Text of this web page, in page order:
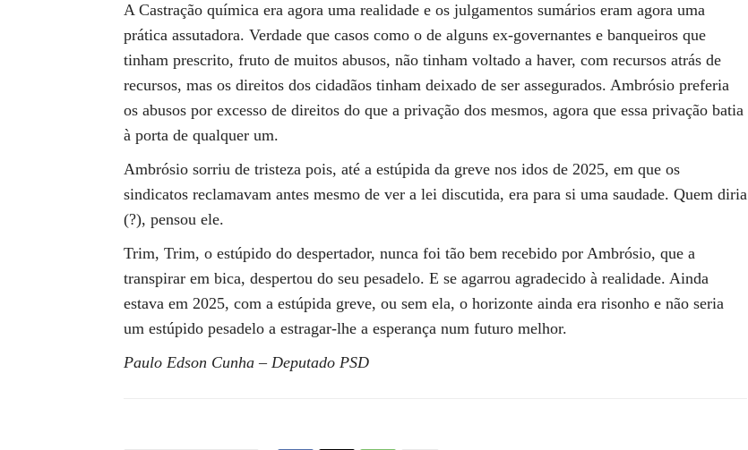
A Castração química era agora uma realidade e os julgamentos sumários eram agora uma
prática assutadora. Verdade que casos como o de alguns ex-governantes e banqueiros que
tinham prescrito, fruto de muitos abusos, não tinham voltado a haver, com recursos atrás de
recursos, mas os direitos dos cidadãos tinham deixado de ser assegurados. Ambrósio preferia
os abusos por excesso de direitos do que a privação dos mesmos, agora que essa privação batia
à porta de qualquer um.
Ambrósio sorriu de tristeza pois, até a estúpida da greve nos idos de 2025, em que os
sindicatos reclamavam antes mesmo de ver a lei discutida, era para si uma saudade. Quem diria
(?), pensou ele.
Trim, Trim, o estúpido do despertador, nunca foi tão bem recebido por Ambrósio, que a
transpirar em bica, despertou do seu pesadelo. E se agarrou agradecido à realidade. Ainda
estava em 2025, com a estúpida greve, ou sem ela, o horizonte ainda era risonho e não seria
um estúpido pesadelo a estragar-lhe a esperança num futuro melhor.
Paulo Edson Cunha – Deputado PSD